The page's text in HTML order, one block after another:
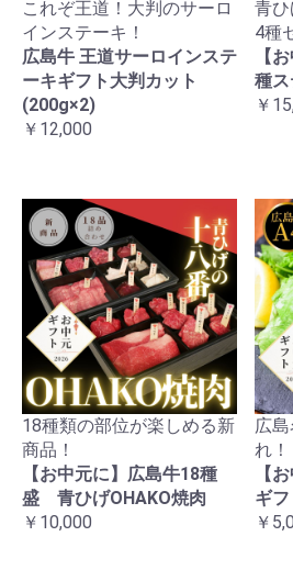
これぞ王道！大判のサーロ
インステーキ！
広島牛 王道サーロインステ
ーキギフト大判カット
(200g×2)
￥12,000
青
4種
【
種ス
￥
18種類の部位が楽しめる新
商品！
【お中元に】広島牛18種
盛 青ひげOHAKO焼肉
￥10,000
広
れ！
【
ギ
￥